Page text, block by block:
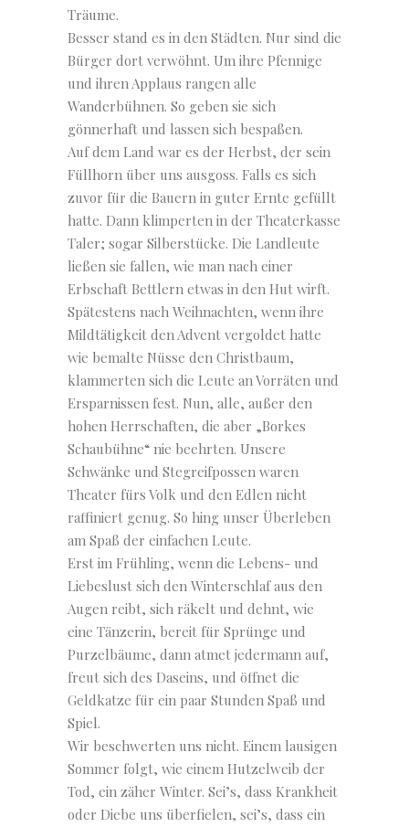
Träume.
Besser stand es in den Städten. Nur sind die
Bürger dort verwöhnt. Um ihre Pfennige
und ihren Applaus rangen alle
Wanderbühnen. So geben sie sich
gönnerhaft und lassen sich bespaßen.
Auf dem Land war es der Herbst, der sein
Füllhorn über uns ausgoss. Falls es sich
zuvor für die Bauern in guter Ernte gefüllt
hatte. Dann klimperten in der Theaterkasse
Taler; sogar Silberstücke. Die Landleute
ließen sie fallen, wie man nach einer
Erbschaft Bettlern etwas in den Hut wirft.
Spätestens nach Weihnachten, wenn ihre
Mildtätigkeit den Advent vergoldet hatte
wie bemalte Nüsse den Christbaum,
klammerten sich die Leute an Vorräten und
Ersparnissen fest. Nun, alle, außer den
hohen Herrschaften, die aber „Borkes
Schaubühne“ nie beehrten. Unsere
Schwänke und Stegreifpossen waren
Theater fürs Volk und den Edlen nicht
raffiniert genug. So hing unser Überleben
am Spaß der einfachen Leute.
Erst im Frühling, wenn die Lebens- und
Liebeslust sich den Winterschlaf aus den
Augen reibt, sich räkelt und dehnt, wie
eine Tänzerin, bereit für Sprünge und
Purzelbäume, dann atmet jedermann auf,
freut sich des Daseins, und öffnet die
Geldkatze für ein paar Stunden Spaß und
Spiel.
Wir beschwerten uns nicht. Einem lausigen
Sommer folgt, wie einem Hutzelweib der
Tod, ein zäher Winter. Sei’s, dass Krankheit
oder Diebe uns überfielen, sei’s, dass ein